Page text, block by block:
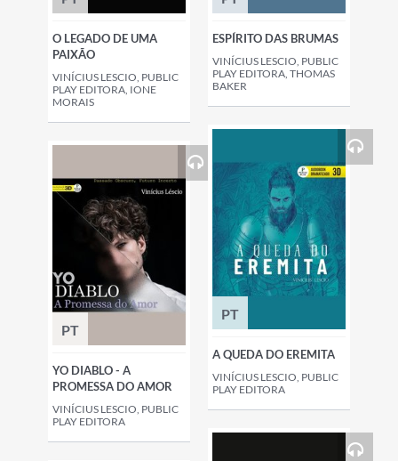
O LEGADO DE UMA
PAIXÃO
VINÍCIUS LESCIO, PUBLIC
PLAY EDITORA, IONE
MORAIS
ESPÍRITO DAS BRUMAS
VINÍCIUS LESCIO, PUBLIC
PLAY EDITORA, THOMAS
BAKER
PT
YO DIABLO - A
PROMESSA DO AMOR
VINÍCIUS LESCIO, PUBLIC
PLAY EDITORA
PT
A QUEDA DO EREMITA
VINÍCIUS LESCIO, PUBLIC
PLAY EDITORA